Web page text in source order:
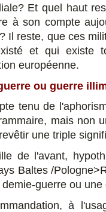
Et quel haut
à son compte
Il reste, que ces
et qui existe
européenne.
ou guerre
tenu de
mais non
une triple
de l'avant,
Baltes /
demie-guerre ou
à